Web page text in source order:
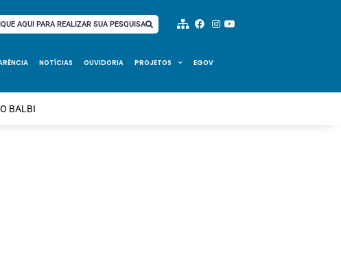
AQUI PARA REALIZAR SUA PESQUISA
NOTÍCIAS OUVIDORIA PROJETOS EGOV
BALBI